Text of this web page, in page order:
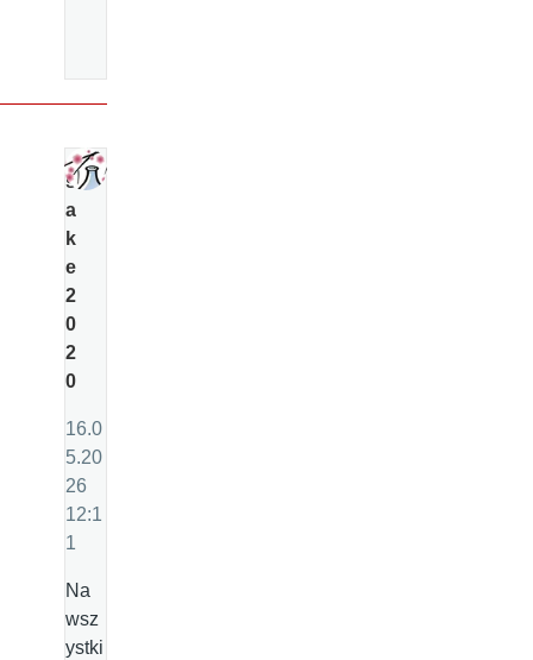
s
a
k
e
2
0
2
0
16.0
5.20
26
12:1
1
Na
wsz
ystki